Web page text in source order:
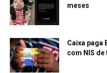
meses
Caixa paga
com NIS de